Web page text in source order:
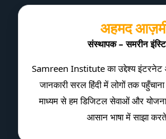
अहमद
संस्थापक – समरीन
Samreen Institute का उद्देश्य इंटरनेट
जानकारी सरल हिंदी में लोगों तक
माध्यम से हम डिजिटल सेवाओं और
आसान भाषा में साझा